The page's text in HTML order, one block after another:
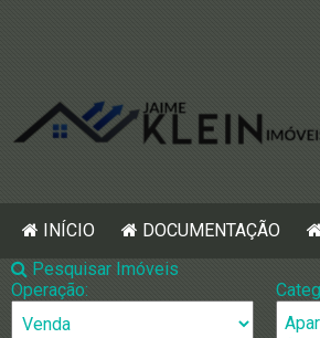
INÍCIO DOCUMENTAÇÃO
Pesquisar Imóveis
Operação: